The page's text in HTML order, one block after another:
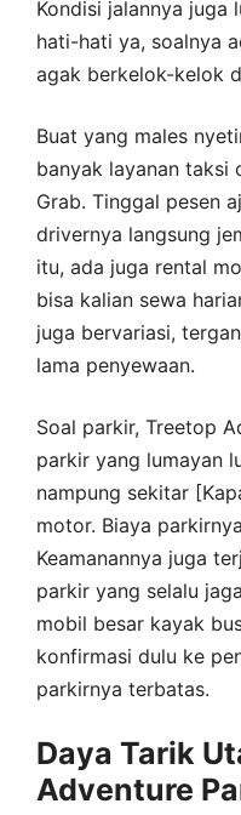
Kondisi jalannya juga
hati-hati ya, soalnya
agak berkelok-kelok
Buat yang males
banyak layanan taksi
Grab. Tinggal pesen
drivernya langsung
itu, ada juga rental
bisa kalian sewa
juga bervariasi,
lama penyewaan.
Soal parkir, Treetop
parkir yang lumayan
nampung sekitar
motor. Biaya
Keamanannya juga
parkir yang selalu
mobil besar kayak
konfirmasi dulu ke
parkirnya terbatas.
Daya Tarik
Adventure